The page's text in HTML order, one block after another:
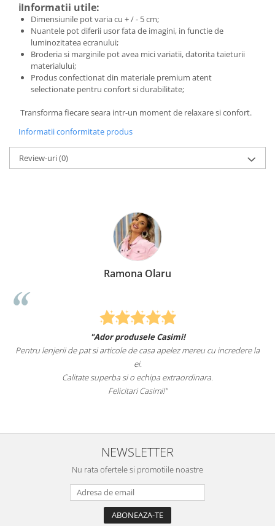
ℹ️Informatii utile:
Dimensiunile pot varia cu + / - 5 cm;
Nuantele pot diferii usor fata de imagini, in functie de
luminozitatea ecranului;
Broderia si marginile pot avea mici variatii, datorita taieturii
materialului;
Produs confectionat din materiale premium atent
selectionate pentru confort si durabilitate;
Transforma fiecare seara intr-un moment de relaxare si confort.
Informatii conformitate produs
Review-uri(0)
mereu cu incredere la
Felcitari oameni minunati pentru
sunteti cei mai buni. Nepotii mei au fost
Recomand cu drag si increde
NEWSLETTER
Nu rata ofertele si promotiile noastre